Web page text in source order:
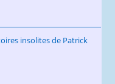
insolites de Patrick